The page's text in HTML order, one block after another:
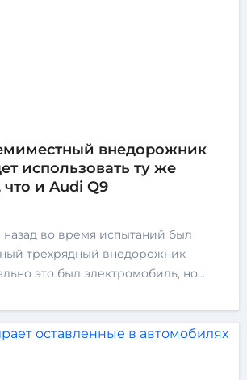
внедорожник
использовать ту же
и Audi Q9
трехрядный внедорожник
это был электромобиль, но…